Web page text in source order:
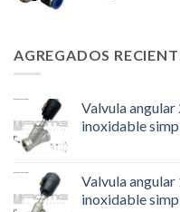
AGREGADOS
Valvula
inoxidable
Valvula
inoxidable